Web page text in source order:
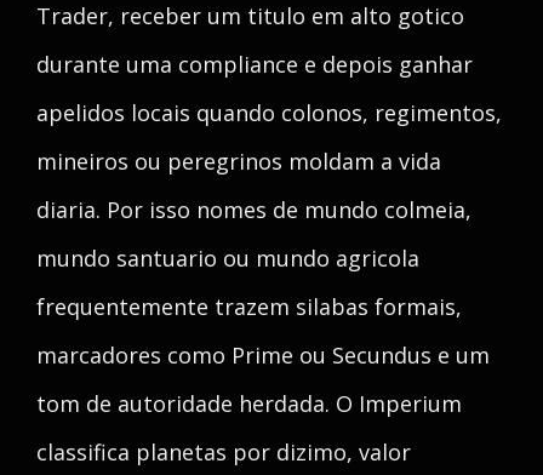
Trader, receber um titulo em alto gotico
durante uma compliance e depois ganhar
apelidos locais quando colonos, regimentos,
mineiros ou peregrinos moldam a vida
diaria. Por isso nomes de mundo colmeia,
mundo santuario ou mundo agricola
frequentemente trazem silabas formais,
marcadores como Prime ou Secundus e um
tom de autoridade herdada. O Imperium
classifica planetas por dizimo, valor